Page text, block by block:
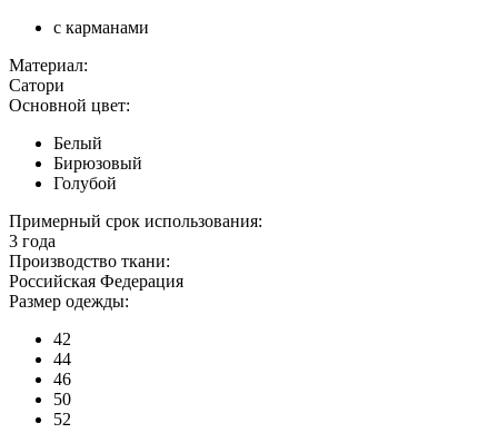
с карманами
Материал:
Сатори
Основной цвет:
Белый
Бирюзовый
Голубой
Примерный срок использования:
3 года
Производство ткани:
Российская Федерация
Размер одежды:
42
44
46
50
52